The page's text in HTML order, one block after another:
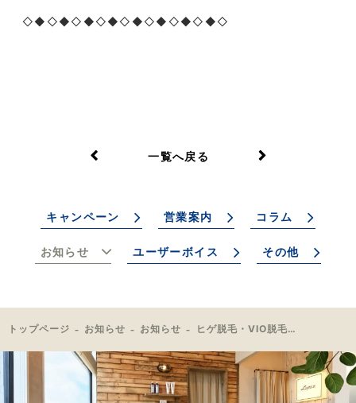
◇◆◇◆◇◆◇◆◇◆◇◆◇◆◇◆◇
一覧へ戻る
キャンペーン 営業案内 コラム
お知らせ ユーザーボイス その他
トップページ お知らせ お知らせ ヒゲ脱毛・VIO脱毛のお客様ご来店🎉